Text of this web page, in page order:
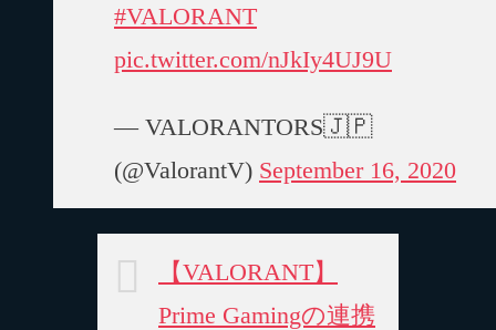
#VALORANT
pic.twitter.com/nJkIy4UJ9U
— VALORANTORS🇯🇵
(@ValorantV) September 16, 2020
【VALORANT】
Prime Gamingの連携